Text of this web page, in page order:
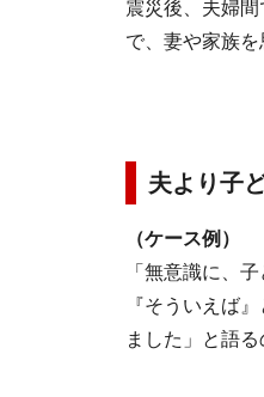
震災後、夫婦
で、妻や家族
夫より子
（ケース例）
「無意識に、
『そういえば
ました」と語る